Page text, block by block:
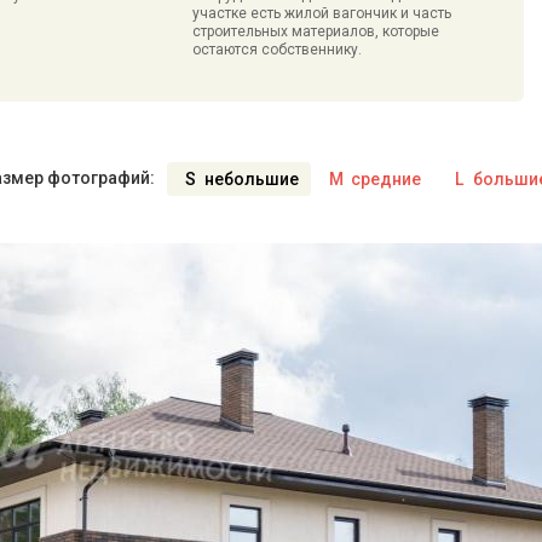
участке есть жилой вагончик и часть
строительных материалов, которые
остаются собственнику.
фотографий: S небольшие M средние L